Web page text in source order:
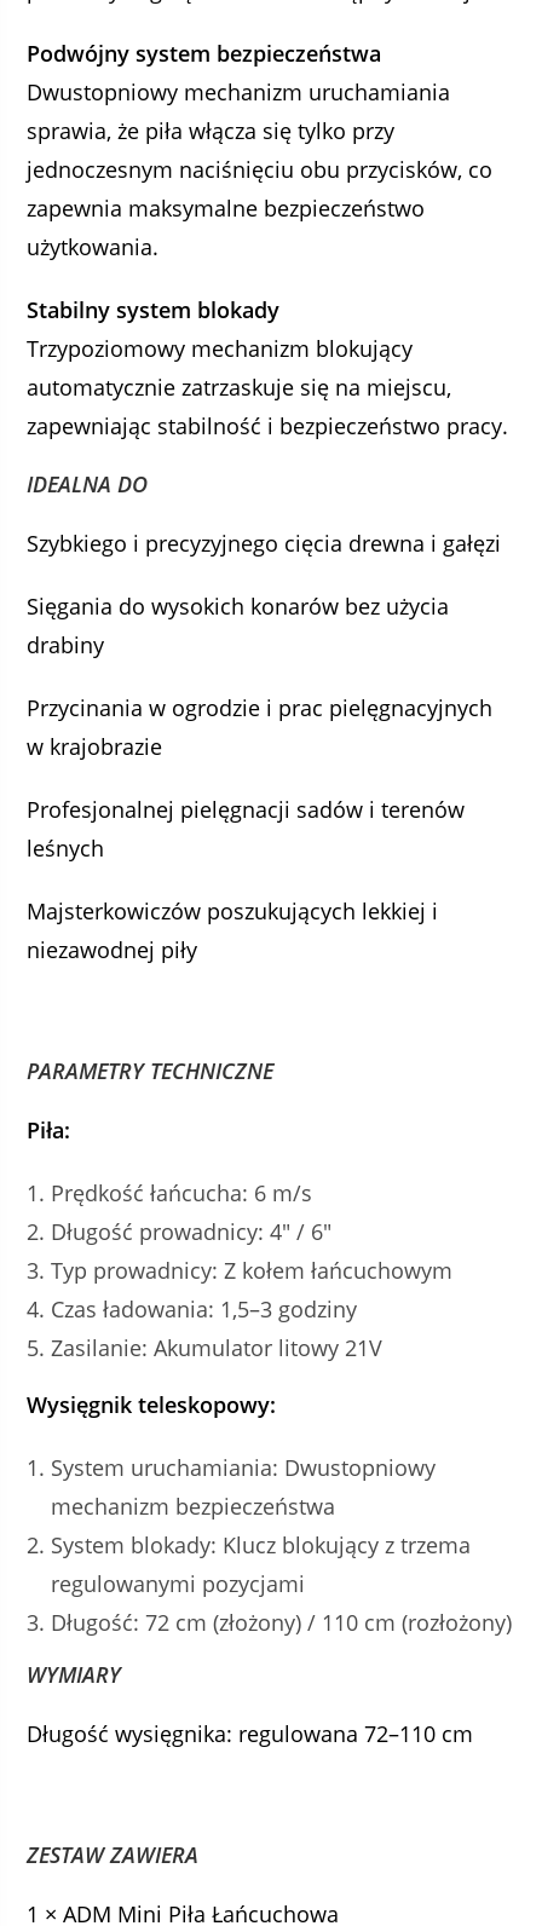
Podwójny system bezpieczeństwa
Dwustopniowy mechanizm uruchamiania
sprawia, że piła włącza się tylko przy
jednoczesnym naciśnięciu obu przycisków, co
zapewnia maksymalne bezpieczeństwo
użytkowania.
Stabilny system blokady
Trzypoziomowy mechanizm blokujący
automatycznie zatrzaskuje się na miejscu,
zapewniając stabilność i bezpieczeństwo pracy.
IDEALNA DO
Szybkiego i precyzyjnego cięcia drewna i gałęzi
Sięgania do wysokich konarów bez użycia
drabiny
Przycinania w ogrodzie i prac pielęgnacyjnych
w krajobrazie
Profesjonalnej pielęgnacji sadów i terenów
leśnych
Majsterkowiczów poszukujących lekkiej i
niezawodnej piły
PARAMETRY TECHNICZNE
Piła:
Prędkość łańcucha: 6 m/s
Długość prowadnicy: 4″ / 6″
Typ prowadnicy: Z kołem łańcuchowym
Czas ładowania: 1,5–3 godziny
Zasilanie: Akumulator litowy 21V
Wysięgnik teleskopowy:
System uruchamiania: Dwustopniowy
mechanizm bezpieczeństwa
System blokady: Klucz blokujący z trzema
regulowanymi pozycjami
Długość: 72 cm (złożony) / 110 cm (rozłożony)
WYMIARY
Długość wysięgnika: regulowana 72–110 cm
ZESTAW ZAWIERA
1 × ADM Mini Piła Łańcuchowa